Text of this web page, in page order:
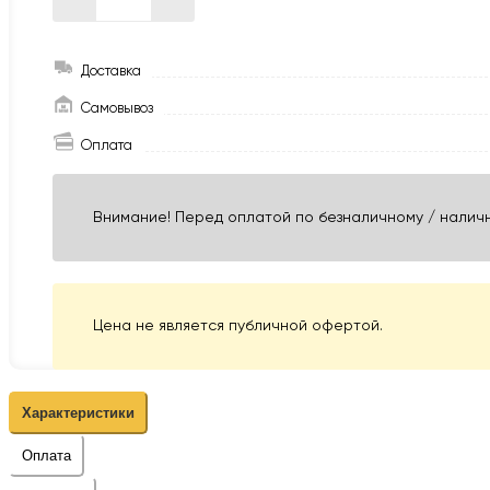
Доставка
Самовывоз
Оплата
Внимание! Перед оплатой по безналичному /
Цена не является публичной офертой.
Характеристики
Оплата